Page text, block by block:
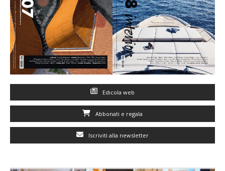
Edicola web
Abbonati e regala
Iscriviti alla newsletter